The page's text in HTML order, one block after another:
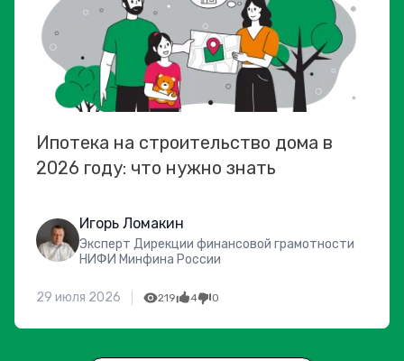
Ипотека на строительство дома в
2026 году: что нужно знать
Игорь Ломакин
Эксперт Дирекции финансовой грамотности
НИФИ Минфина России
29 июля 2026 219 4 0